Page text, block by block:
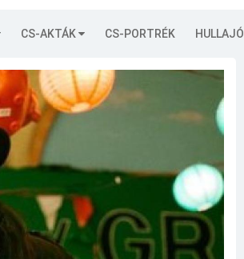
CS-AKTÁK CS-PORTRÉK HULLAJÓ